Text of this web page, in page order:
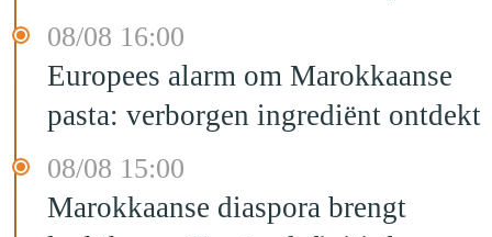
08/08 16:00
Europees alarm om Marokkaanse
pasta: verborgen ingrediënt ontdekt
08/08 15:00
Marokkaanse diaspora brengt